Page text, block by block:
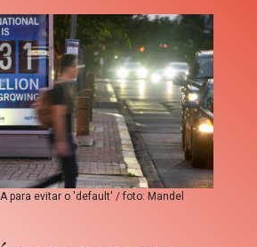
para evitar o 'default' / foto: Mandel